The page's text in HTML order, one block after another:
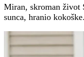
Miran, skroman život
sunca, hranio